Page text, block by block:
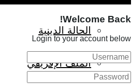
الحالة الدينية
الملف الإفريقي
Welcome Back!
Login to your account below